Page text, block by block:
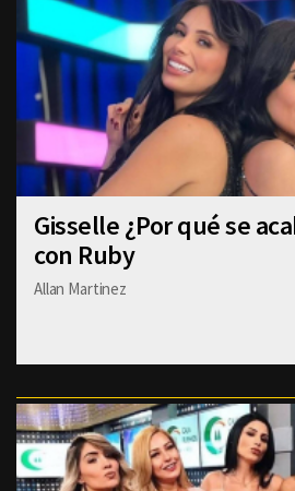
Gisselle ¿Por qué se
con Ruby
Allan Martinez